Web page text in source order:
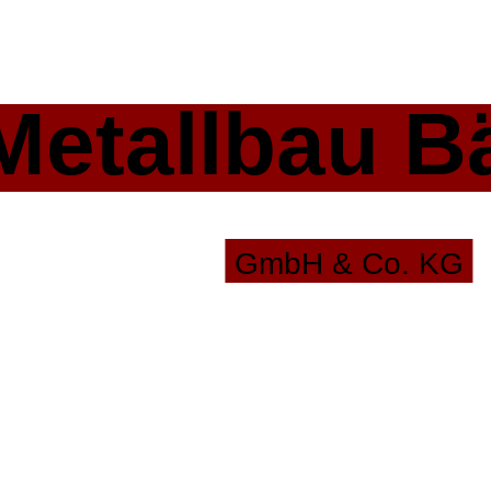
GmbH & Co. KG